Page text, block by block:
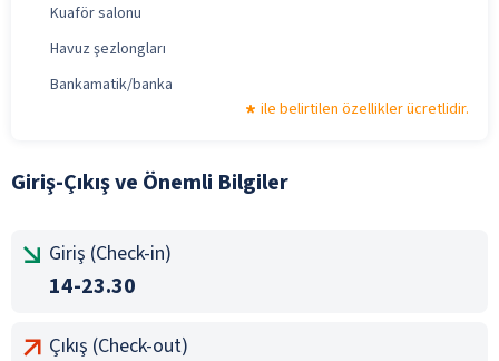
Kuaför salonu
Havuz şezlongları
Bankamatik/banka
ile belirtilen özellikler ücretlidir.
Giriş-Çıkış ve Önemli Bilgiler
Giriş (Check-in)
14-23.30
Çıkış (Check-out)